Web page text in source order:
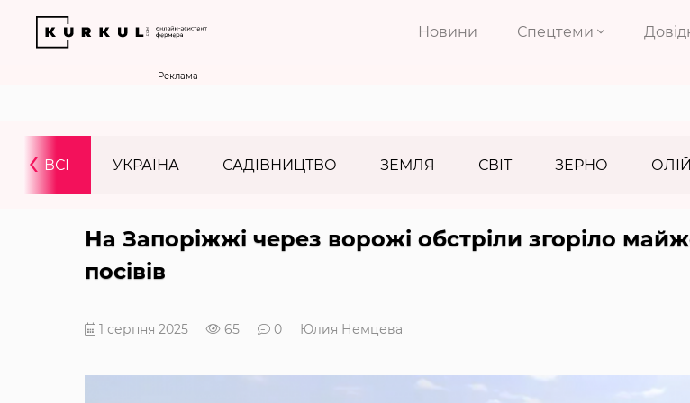
Новини Спецтеми
Реклама
ВСІ УКРАЇНА САДІВНИЦТВО ЗЕМЛЯ СВІТ ЗЕРНО
‹
На Запоріжжі через ворожі обстріли згоріло
посівів
1 серпня 2025 65 0 Юлия Немцева